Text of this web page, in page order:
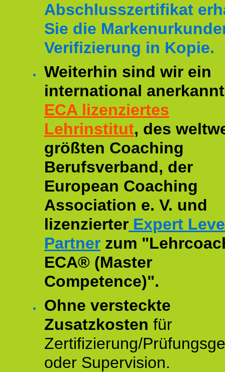
Abschlusszertifikat
Sie die
Verifizierung in Kopie.
Weiterhin sind wir ein
international
ECA lizenziertes
Lehrinstitut, des
größten Coaching
Berufsverband, der
European Coaching
Association e. V. und
lizenzierter Expert
Partner zum
ECA® (Master
Competence)".
Ohne versteckte
Zusatzkosten für
Zertifizierung/
oder Supervision.